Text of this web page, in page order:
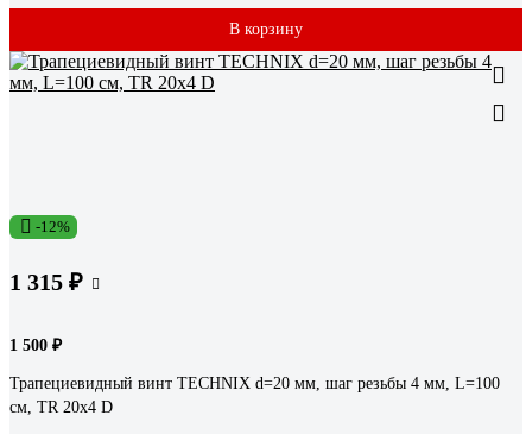
В корзину
-12%
1 315 ₽
1 500 ₽
Трапециевидный винт TECHNIX d=20 мм, шаг резьбы 4 мм, L=100
см, TR 20х4 D